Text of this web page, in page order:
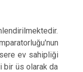
ev sahipliği
bir üs olarak da